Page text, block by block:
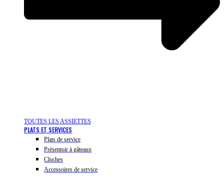
TOUTES LES ASSIETTES
PLATS ET SERVICES
Plats de service
Présentoir à gâteaux
Cloches
Accessoires de service